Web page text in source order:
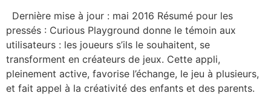
Dernière mise à jour : mai 2016 Résumé pour les
pressés : Curious Playground donne le témoin aux
utilisateurs : les joueurs s’ils le souhaitent, se
transforment en créateurs de jeux. Cette appli,
pleinement active, favorise l’échange, le jeu à plusieurs,
et fait appel à la créativité des enfants et des parents.